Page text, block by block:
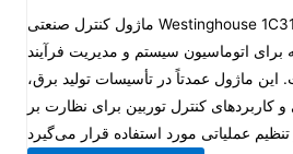
ماژول کنترل صنعتی Westinghouse 1C31199G03 یک ماژول کنترل
اتوماسیون سیستم و مدیریت فرآیند
ماژول عمدتاً در تأسیسات تولید برق،
کاربردهای کنترل توربین برای نظارت بر